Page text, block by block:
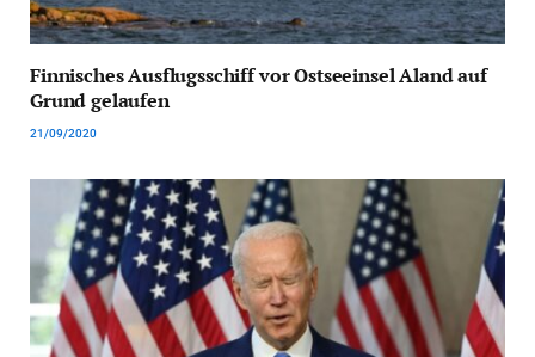
Finnisches Ausflugsschiff vor Ostseeinsel Aland auf
Grund gelaufen
21/09/2020